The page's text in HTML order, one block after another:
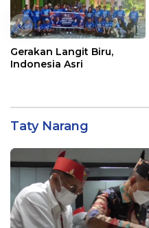
«
Gerakan Langit Biru,
Indonesia Asri
Taty Narang